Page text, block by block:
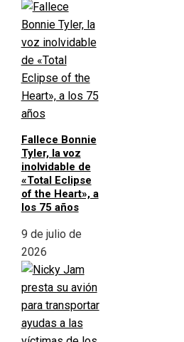
Fallece Bonnie
Tyler, la voz
inolvidable de
«Total Eclipse
of the Heart», a
los 75 años
9 de julio de
2026